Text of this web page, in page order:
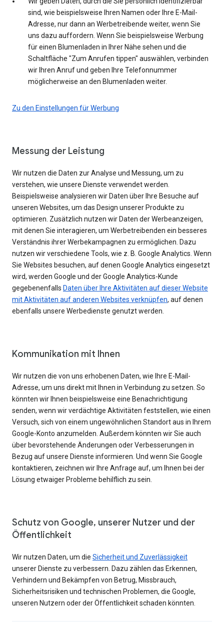
sind, wie beispielsweise Ihren Namen oder Ihre E-Mail-
Adresse, nur dann an Werbetreibende weiter, wenn Sie
uns dazu auffordern. Wenn Sie beispielsweise Werbung
für einen Blumenladen in Ihrer Nähe sehen und die
Schaltfläche "Zum Anrufen tippen" auswählen, verbinden
wir Ihren Anruf und geben Ihre Telefonnummer
möglicherweise an den Blumenladen weiter.
Zu den Einstellungen für Werbung
Messung der Leistung
Wir nutzen die Daten zur Analyse und Messung, um zu
verstehen, wie unsere Dienste verwendet werden.
Beispielsweise analysieren wir Daten über Ihre Besuche auf
unseren Websites, um das Design unserer Produkte zu
optimieren. Zusätzlich nutzen wir Daten der Werbeanzeigen,
mit denen Sie interagieren, um Werbetreibenden ein besseres
Verständnis ihrer Werbekampagnen zu ermöglichen. Dazu
nutzen wir verschiedene Tools, wie z. B. Google Analytics. Wenn
Sie Websites besuchen, auf denen Google Analytics eingesetzt
wird, werden Google und der Google Analytics-Kunde
gegebenenfalls Daten über Ihre Aktivitäten auf dieser Website
mit Aktivitäten auf anderen Websites verknüpfen, auf denen
ebenfalls unsere Werbedienste genutzt werden.
Kommunikation mit Ihnen
Wir nutzen die von uns erhobenen Daten, wie Ihre E-Mail-
Adresse, um uns direkt mit Ihnen in Verbindung zu setzen. So
könnten wir Ihnen beispielsweise eine Benachrichtigung
senden, wenn wir verdächtige Aktivitäten feststellen, wie einen
Versuch, sich von einem ungewöhnlichen Standort aus in Ihrem
Google-Konto anzumelden. Außerdem könnten wir Sie auch
über bevorstehende Änderungen oder Verbesserungen in
Bezug auf unsere Dienste informieren. Und wenn Sie Google
kontaktieren, zeichnen wir Ihre Anfrage auf, um Ihnen bei der
Lösung etwaiger Probleme behilflich zu sein.
Schutz von Google, unserer Nutzer und der
Öffentlichkeit
Wir nutzen Daten, um die Sicherheit und Zuverlässigkeit
unserer Dienste zu verbessern. Dazu zählen das Erkennen,
Verhindern und Bekämpfen von Betrug, Missbrauch,
Sicherheitsrisiken und technischen Problemen, die Google,
unseren Nutzern oder der Öffentlichkeit schaden könnten.